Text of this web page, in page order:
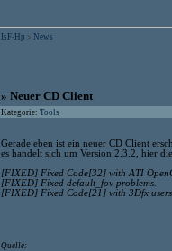
IsF-Hp > News
» Neuer CD Client
Kategorie: Tools
Gerade eben ist ein neuer CD Client
es handelt sich um Version 2.3.2, hier
[FIXED] Fixed Code[32] with ATI
[FIXED] Fixed default_fov problems.
[FIXED] Fixed Code[21] with 3Dfx
Quelle: